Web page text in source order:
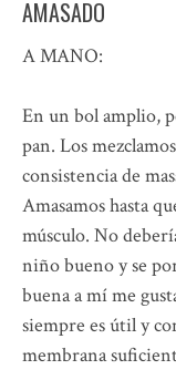
AMASADO
A MANO:
En un bol amplio,
pan. Los
consistencia de
Amasamos hasta
músculo. No
niño bueno y se
buena a mí me
siempre es útil y
membrana